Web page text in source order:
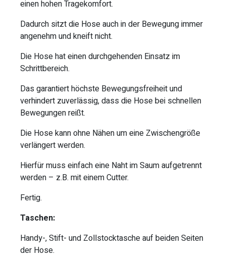
einen hohen Tragekomfort.
Dadurch sitzt die Hose auch in der Bewegung immer
angenehm und kneift nicht.
Die Hose hat einen durchgehenden Einsatz im
Schrittbereich.
Das garantiert höchste Bewegungsfreiheit und
verhindert zuverlässig, dass die Hose bei schnellen
Bewegungen reißt.
Die Hose kann ohne Nähen um eine Zwischengröße
verlängert werden.
Hierfür muss einfach eine Naht im Saum aufgetrennt
werden – z.B. mit einem Cutter.
Fertig.
Taschen:
Handy-, Stift- und Zollstocktasche auf beiden Seiten
der Hose.